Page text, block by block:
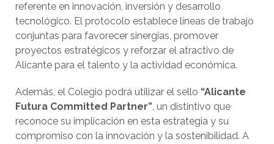
referente en innovación, inversión y desarrollo
tecnológico. El protocolo establece líneas de trabajo
conjuntas para favorecer sinergias, promover
proyectos estratégicos y reforzar el atractivo de
Alicante para el talento y la actividad económica.
Además, el Colegio podrá utilizar el sello “Alicante
Futura Committed Partner”, un distintivo que
reconoce su implicación en esta estrategia y su
compromiso con la innovación y la sostenibilidad. A